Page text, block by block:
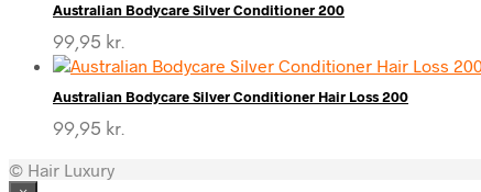
var:
er:
Australian Bodycare Silver Conditioner 200
99,95 kr.
Australian Bodycare Silver Conditioner Hair Loss 200
99,95 kr.
© Hair Luxury